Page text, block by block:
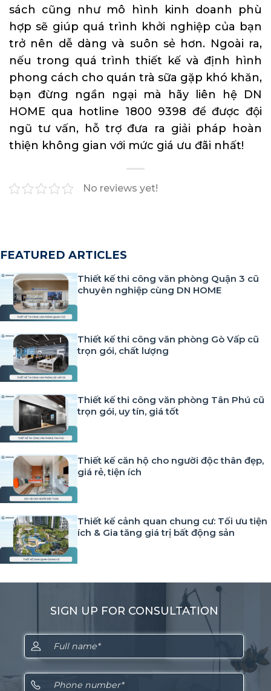
sách cũng như mô hình kinh doanh phù
hợp sẽ giúp quá trình khởi nghiệp của bạn
trở nên dễ dàng và suôn sẻ hơn. Ngoài ra,
nếu trong quá trình thiết kế và định hình
phong cách cho quán trà sữa gặp khó khăn,
bạn đừng ngần ngại mà hãy liên hệ DN
HOME qua hotline 1800 9398 để được đội
ngũ tư vấn, hỗ trợ đưa ra giải pháp hoàn
thiện không gian với mức giá ưu đãi nhất!
No reviews yet!
FEATURED ARTICLES
Thiết kế thi công văn phòng Quận 3 cũ
chuyên nghiệp cùng DN HOME
Thiết kế thi công văn phòng Gò Vấp cũ
trọn gói, chất lượng
Thiết kế thi công văn phòng Tân Phú cũ
trọn gói, uy tín, giá tốt
Thiết kế căn hộ cho người độc thân đẹp,
giá rẻ, tiện ích
Thiết kế cảnh quan chung cư: Tối ưu tiện
ích & Gia tăng giá trị bất động sản
SIGN UP FOR CONSULTATION